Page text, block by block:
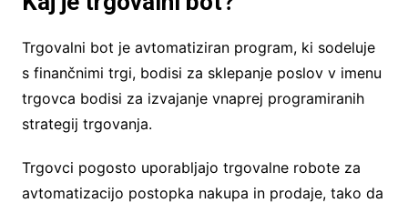
Trgovalni bot je avtomatiziran program, ki sodeluje
s finančnimi trgi, bodisi za sklepanje poslov v imenu
trgovca bodisi za izvajanje vnaprej programiranih
strategij trgovanja.
Trgovci pogosto uporabljajo trgovalne robote za
avtomatizacijo postopka nakupa in prodaje, tako da